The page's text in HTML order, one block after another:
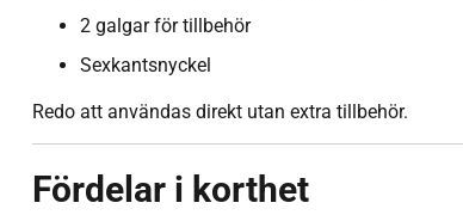
2 galgar för tillbehör
Sexkantsnyckel
Redo att användas direkt utan extra tillbehör.
Fördelar i korthet